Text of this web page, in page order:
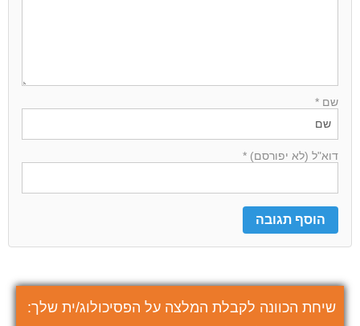
שם *
דוא"ל (לא יפורסם) *
שיחת הכוונה לקבלת המלצה על הפסיכולוג/ית שלך: